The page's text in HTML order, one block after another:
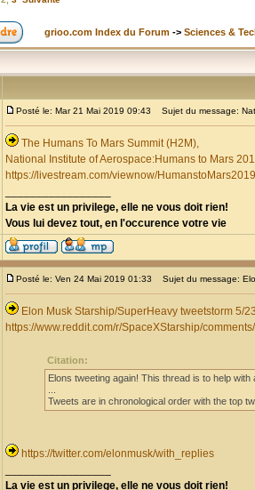
grioo.com Index du Forum -> Sciences &
Posté le: Mar 21 Mai 2019 09:43 Sujet du message:
The Humans To Mars Summit (H2M),
National Institute of Aerospace:Humans to Mars
https://livestream.com/viewnow/HumanstoMars2019
La vie est un privilege, elle ne vous doit rien!
Vous lui devez tout, en l'occurence votre vie
Posté le: Ven 24 Mai 2019 01:33 Sujet du message:
Elon Musk Starship/SuperHeavy tweetstorm 5/
https://www.reddit.com/r/SpaceXStarship/
Citation:
Elons tweeting again! This thread is to help
Tweets are in chronological order with the top
https://twitter.com/elonmusk/with_replies
La vie est un privilege, elle ne vous doit rien!